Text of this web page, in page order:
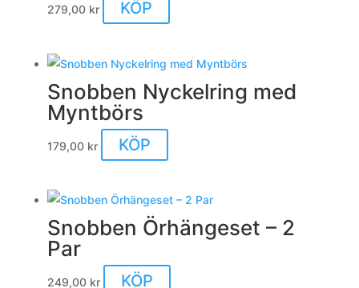
279,00 kr KÖP
Snobben Nyckelring med
Myntbörs
179,00 kr KÖP
Snobben Örhängeset – 2
Par
249,00 kr KÖP